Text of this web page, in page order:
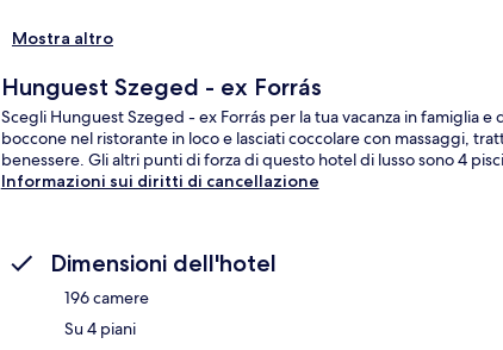
Mostra altro
Hunguest Szeged - ex Forrás
Scegli Hunguest Szeged - ex Forrás per la tua vacanza in famiglia
boccone nel ristorante in loco e lasciati coccolare con massaggi,
benessere. Gli altri punti di forza di questo hotel di lusso sono 4
Informazioni sui diritti di cancellazione
Dimensioni dell'hotel
196 camere
Su 4 piani